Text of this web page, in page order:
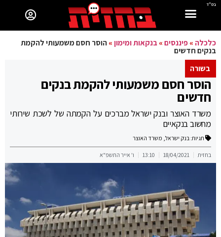
בס"ד
כלכלה »פיננסים»בנקאות ומימון»הוסר חסם משמעותי להקמת
בנקים חדשים
בשורה
הוסר חסם משמעותי להקמת בנקים
חדשים
משרד האוצר ובנק ישראל מברכים על הקמתה של לשכת שירותי
מחשוב בנקאיים
תגיות: בנק ישראל, משרד האוצר
בחזית 18/04/2021
13:10 ו' אייר התשפ"א